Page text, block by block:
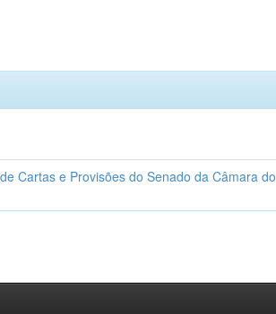
Cartas e Provisões do Senado da Câmara do